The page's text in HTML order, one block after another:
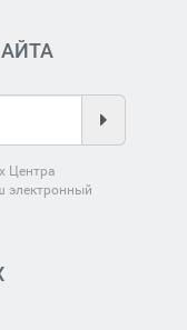
Центра
электронный